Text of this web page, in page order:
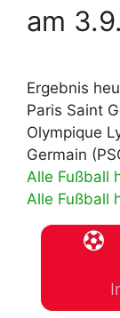
am
Ergebnis
Paris Saint
Olympique
Germain
Alle Fußball
Alle Fußball